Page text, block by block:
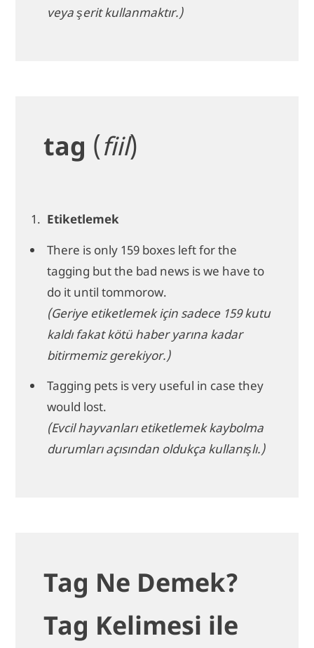
veya şerit kullanmaktır.)
tag (fiil)
Etiketlemek
There is only 159 boxes left for the
tagging but the bad news is we have to
do it until tommorow.
(Geriye etiketlemek için sadece 159 kutu
kaldı fakat kötü haber yarına kadar
bitirmemiz gerekiyor.)
Tagging pets is very useful in case they
would lost.
(Evcil hayvanları etiketlemek kaybolma
durumları açısından oldukça kullanışlı.)
Tag Ne Demek?
Tag Kelimesi ile